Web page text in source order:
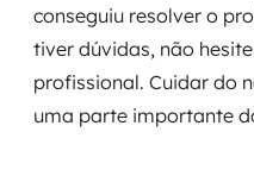
conseguiu resolver o
tiver dúvidas, não
profissional. Cuidar do
uma parte importante